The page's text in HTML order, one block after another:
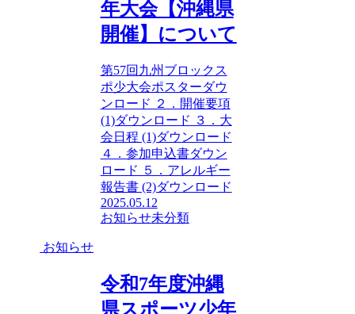
年大会【沖縄県
開催】について
第57回九州ブロックス
ポ少大会ポスターダウ
ンロード ２．開催要項
(1)ダウンロード ３．大
会日程 (1)ダウンロード
４．参加申込書ダウン
ロード ５．アレルギー
報告書 (2)ダウンロード
2025.05.12
お知らせ未分類
お知らせ
令和7年度沖縄
県スポーツ少年